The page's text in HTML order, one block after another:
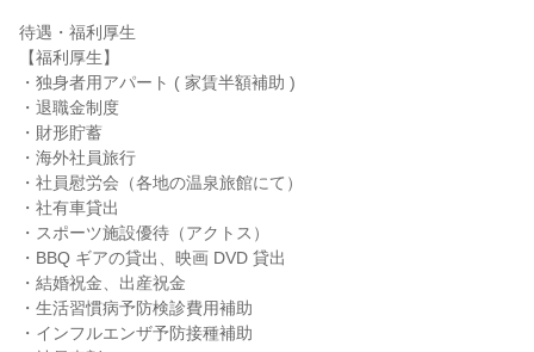
待遇・福利厚生
【福利厚生】
・独身者用アパート ( 家賃半額補助 )
・退職金制度
・財形貯蓄
・海外社員旅行
・社員慰労会（各地の温泉旅館にて）
・社有車貸出
・スポーツ施設優待（アクトス）
・BBQ ギアの貸出、映画 DVD 貸出
・結婚祝金、出産祝金
・生活習慣病予防検診費用補助
・インフルエンザ予防接種補助